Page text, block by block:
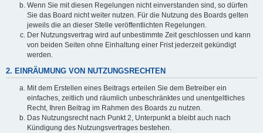
Wenn Sie mit diesen Regelungen nicht einverstanden sind, so dürfen
Sie das Board nicht weiter nutzen. Für die Nutzung des Boards gelten
jeweils die an dieser Stelle veröffentlichten Regelungen.
Der Nutzungsvertrag wird auf unbestimmte Zeit geschlossen und kann
von beiden Seiten ohne Einhaltung einer Frist jederzeit gekündigt
werden.
2. EINRÄUMUNG VON NUTZUNGSRECHTEN
Mit dem Erstellen eines Beitrags erteilen Sie dem Betreiber ein
einfaches, zeitlich und räumlich unbeschränktes und unentgeltliches
Recht, Ihren Beitrag im Rahmen des Boards zu nutzen.
Das Nutzungsrecht nach Punkt 2, Unterpunkt a bleibt auch nach
Kündigung des Nutzungsvertrages bestehen.